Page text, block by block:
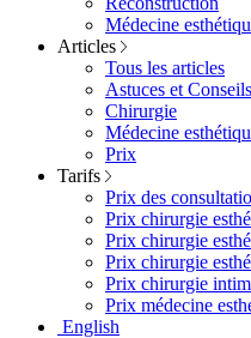
Médecine
Articles
Tous les articles
Astuces et Conseils
Chirurgie
Médecine
Prix
Tarifs
Prix des
Prix chirurgie
Prix chirurgie
Prix chirurgie
Prix chirurgie
Prix médecine
English